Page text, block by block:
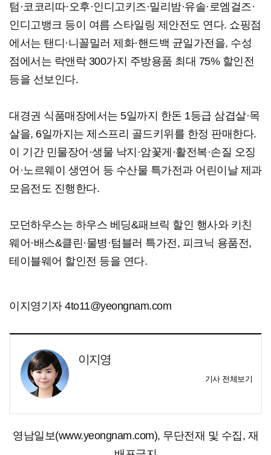
텀·코코리따·오후·인디고키즈·밀리밤·유솔·로엠걸즈·
인디고뱅크 등이 여름 스타일링 제안전도 연다. 쇼핑점
에서는 탠디·니꼴밀러 제화·핸드백 균일가전을, 수성
점에서는 락앤락 300가지 주방용품 최대 75% 할인전
등을 선보인다.
대경권 식품매장에서는 5일까지 한돈 1등급 삼겹살·목
살을, 6일까지는 제스프리 골드키위를 한정 판매한다.
이 기간 민물장어·생물 낙지·암꽃게·활전복·손질 오징
어·노르웨이 생연어 등 수산물 특가전과 어린이날 제과
모음전도 진행한다.
모던하우스는 하우스 베딩&패브릭 할인 행사와 키친
웨어·배스&클린·물병·텀블러 특가전, 피크닉 용품전,
테이블웨어 할인전 등을 연다.
이지영기자 4to11@yeongnam.com
이지영
기사 전체보기
영남일보(www.yeongnam.com), 무단전재 및 수집, 재